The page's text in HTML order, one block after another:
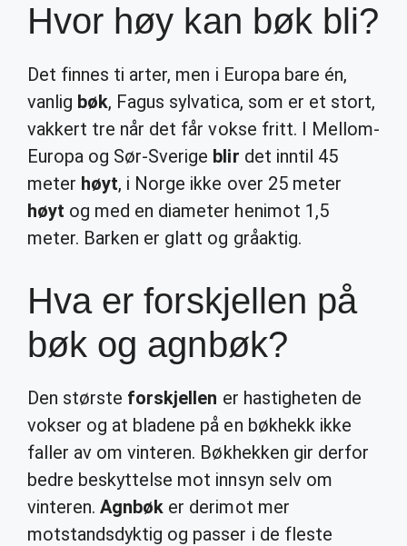
Hvor høy kan bøk bli?
Det finnes ti arter, men i Europa bare én,
vanlig bøk, Fagus sylvatica, som er et stort,
vakkert tre når det får vokse fritt. I Mellom-
Europa og Sør-Sverige blir det inntil 45
meter høyt, i Norge ikke over 25 meter
høyt og med en diameter henimot 1,5
meter. Barken er glatt og gråaktig.
Hva er forskjellen på
bøk og agnbøk?
Den største forskjellen er hastigheten de
vokser og at bladene på en bøkhekk ikke
faller av om vinteren. Bøkhekken gir derfor
bedre beskyttelse mot innsyn selv om
vinteren.Agnbøk er derimot mer
motstandsdyktig og passer i de fleste